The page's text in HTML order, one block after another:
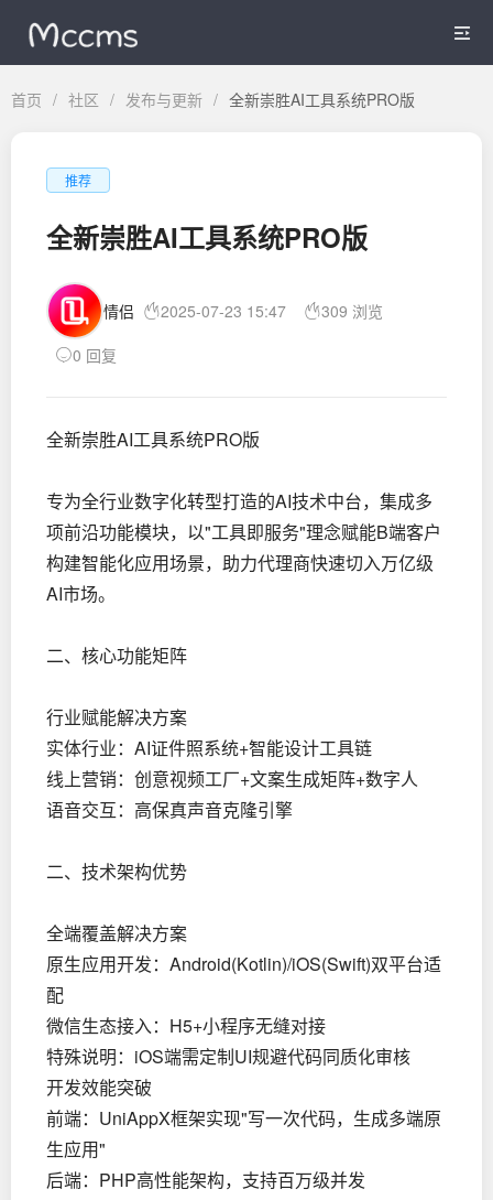

首页 / 社区 / 发布与更新 / 全新崇胜AI工具系统PRO版
推荐
全新崇胜AI工具系统PRO版
情侣 2025-07-23 15:47
309 浏览
0 回复
全新崇胜AI工具系统PRO版
专为全行业数字化转型打造的AI技术中台，集成多
项前沿功能模块，以"工具即服务"理念赋能B端客户
构建智能化应用场景，助力代理商快速切入万亿级
AI市场。
二、核心功能矩阵
行业赋能解决方案
实体行业：AI证件照系统+智能设计工具链
线上营销：创意视频工厂+文案生成矩阵+数字人
语音交互：高保真声音克隆引擎
二、技术架构优势
全端覆盖解决方案
原生应用开发：Android(Kotlin)/iOS(Swift)双平台适
配
微信生态接入：H5+小程序无缝对接
特殊说明：iOS端需定制UI规避代码同质化审核
开发效能突破
前端：UniAppX框架实现"写一次代码，生成多端原
生应用"
后端：PHP高性能架构，支持百万级并发